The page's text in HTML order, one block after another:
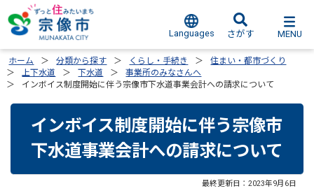
Languages さがす MENU
ホーム 分類から探す くらし・手続き
住まい・都市づくり
上下水道
下水道
事業所のみなさんへ
インボイス制度開始に伴う宗像市下水道事業会計への請求について
インボイス制度開始に伴う宗像市
下水道事業会計への請求について
最終更新日： 2023年9月6日